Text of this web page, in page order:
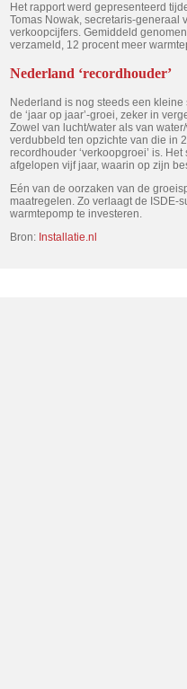
Het rapport werd gepresenteerd
Tomas Nowak, secretaris-generaal
verkoopcijfers. Gemiddeld
verzameld, 12 procent meer
Nederland ‘recordhouder’
Nederland is nog steeds een
de ‘jaar op jaar’-groei, zeker in
Zowel van lucht/water als van
verdubbeld ten opzichte van die in
recordhouder ‘verkoopgroei’ is.
afgelopen vijf jaar, waarin op zijn
Eén van de oorzaken van de
maatregelen. Zo verlaagt de ISDE-
warmtepomp te investeren.
Bron: Installatie.nl